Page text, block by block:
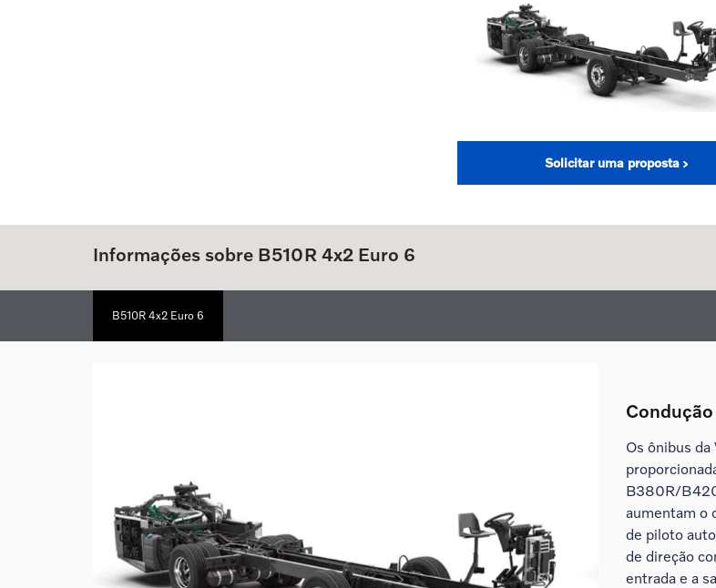
Solicitar uma proposta
Informações sobre B510R 4x2 Euro 6
B510R 4x2 Euro 6
Os ônibus
B380R/
aumentam o
de piloto
de direção
entrada e a